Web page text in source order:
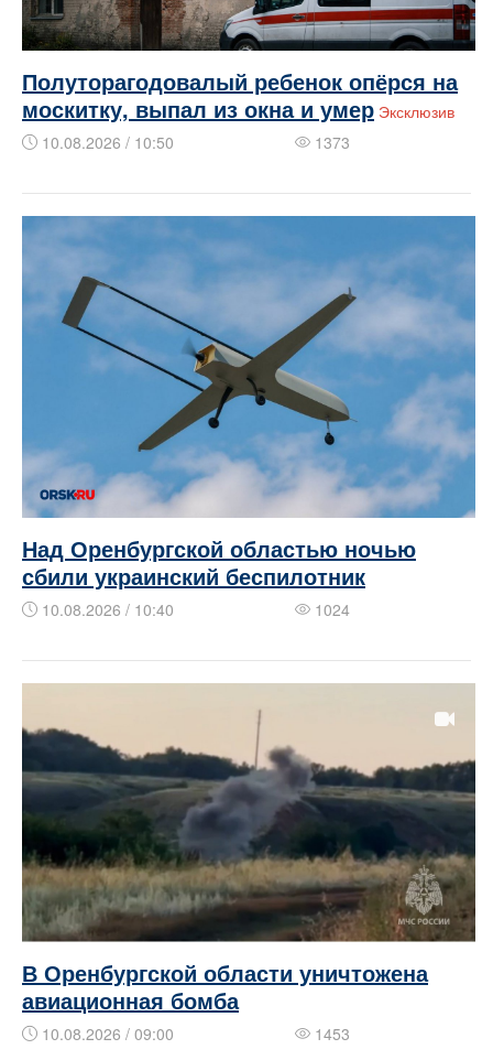
Полуторагодовалый ребенок опёрся на
москитку, выпал из окна и умер Эксклюзив
10.08.2026 / 10:50
1373
Над Оренбургской областью ночью
сбили украинский беспилотник
10.08.2026 / 10:40 1024
В Оренбургской области уничтожена
авиационная бомба
10.08.2026 / 09:00 1453